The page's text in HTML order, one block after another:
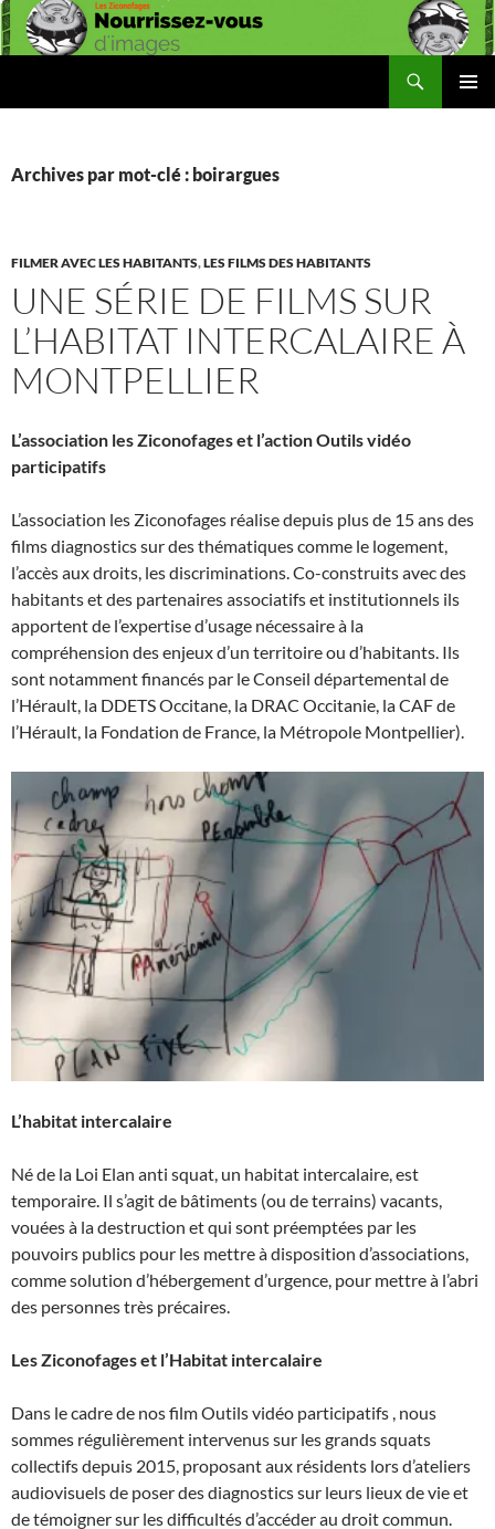
Aller
au
Archives par mot-clé : boirargues
FILMER AVEC LES HABITANTS,LES FILMS DES HABITANTS
UNE SÉRIE DE FILMS SUR
L’HABITAT INTERCALAIRE À
MONTPELLIER
L’association les Ziconofages et l’action Outils vidéo
participatifs
L’association les Ziconofages réalise depuis plus de 15 ans des
films diagnostics sur des thématiques comme le logement,
l’accès aux droits, les discriminations. Co-construits avec des
habitants et des partenaires associatifs et institutionnels ils
apportent de l’expertise d’usage nécessaire à la
compréhension des enjeux d’un territoire ou d’habitants. Ils
sont notamment financés par le Conseil départemental de
l’Hérault, la DDETS Occitane, la DRAC Occitanie, la CAF de
l’Hérault, la Fondation de France, la Métropole Montpellier).
L’habitat intercalaire
Né de la Loi Elan anti squat, un habitat intercalaire, est
temporaire. Il s’agit de bâtiments (ou de terrains) vacants,
vouées à la destruction et qui sont préemptées par les
pouvoirs publics pour les mettre à disposition d’associations,
comme solution d’hébergement d’urgence, pour mettre à l’abri
des personnes très précaires.
Les Ziconofages et l’Habitat intercalaire
Dans le cadre de nos film Outils vidéo participatifs , nous
sommes régulièrement intervenus sur les grands squats
collectifs depuis 2015, proposant aux résidents lors d’ateliers
audiovisuels de poser des diagnostics sur leurs lieux de vie et
de témoigner sur les difficultés d’accéder au droit commun.